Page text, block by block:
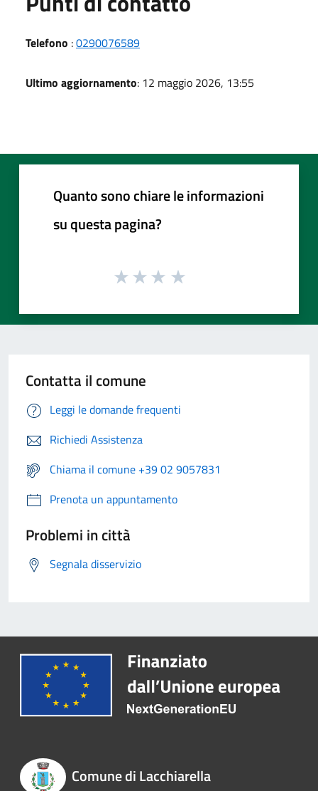
Telefono :0290076589
Ultimo aggiornamento: 12 maggio 2026, 13:55
Quanto sono chiare le informazioni
su questa pagina?
Contatta il comune
Leggi le domande frequenti
Richiedi Assistenza
Chiama il comune +39 02 9057831
Prenota un appuntamento
Problemi in città
Segnala disservizio
Comune di Lacchiarella